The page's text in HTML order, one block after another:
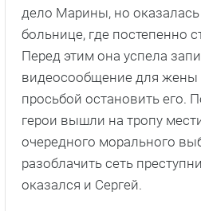
дело Марины, но
больнице, где постепенно
Перед этим она успела
видеосообщение для жены
просьбой остановить его.
герои вышли на тропу
очередного морального
разоблачить сеть
оказался и Сергей.